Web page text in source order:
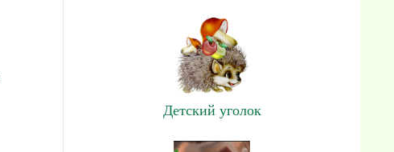
Детский уголок